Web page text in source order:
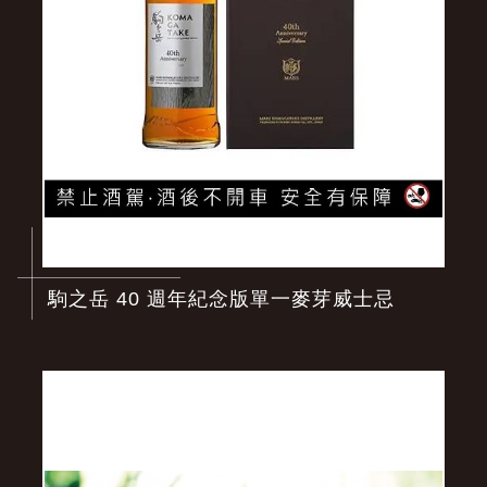
駒之岳 40 週年紀念版單一麥芽威士忌